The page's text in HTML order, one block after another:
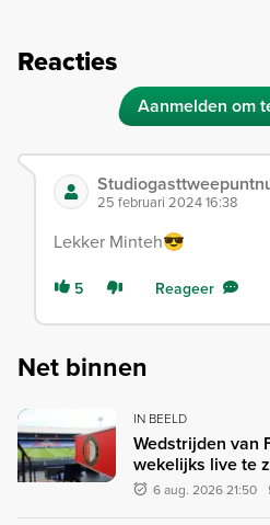
Reacties
Aanmelden om
25 februari 2024 16:38
Lekker Minteh😎
5 Reageer
Net binnen
IN BEELD
Wedstrijden van
wekelijks live te
6 aug. 2026 21:50